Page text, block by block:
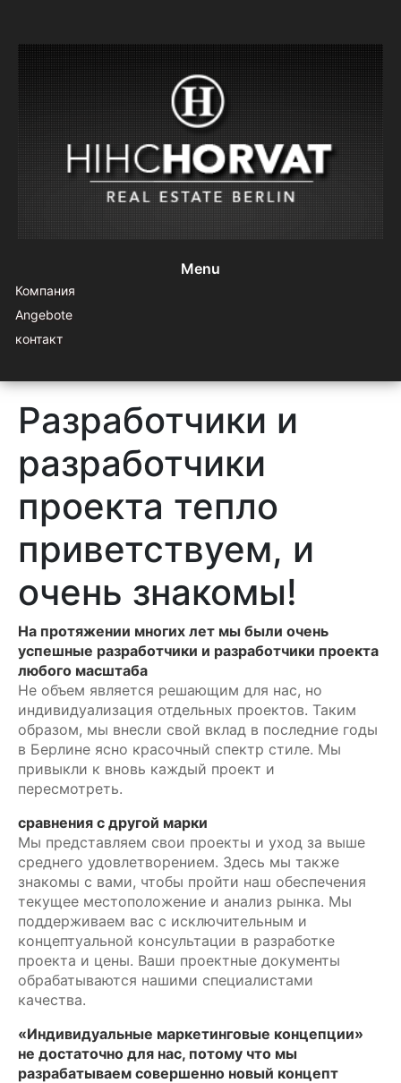
Menu
Компания
Angebote
контакт
Разработчики и
разработчики
проекта тепло
приветствуем, и
очень знакомы!
На протяжении многих лет мы были очень
успешные разработчики и разработчики проекта
любого масштаба
Не объем является решающим для нас, но
индивидуализация отдельных проектов. Таким
образом, мы внесли свой вклад в последние годы
в Берлине ясно красочный спектр стиле. Мы
привыкли к вновь каждый проект и
пересмотреть.
сравнения с другой марки
Мы представляем свои проекты и уход за выше
среднего удовлетворением. Здесь мы также
знакомы с вами, чтобы пройти наш обеспечения
текущее местоположение и анализ рынка. Мы
поддерживаем вас с исключительным и
концептуальной консультации в разработке
проекта и цены. Ваши проектные документы
обрабатываются нашими специалистами
качества.
«Индивидуальные маркетинговые концепции»
не достаточно для нас, потому что мы
разрабатываем совершенно новый концепт